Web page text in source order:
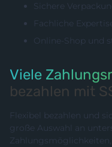
Sichere
Fachliche
Online-Shop und
Viele
bezahlen mit
Flexibel bezahlen und
große Auswahl an
Zahlungsmöglichkeiten, damit du genau die Methode